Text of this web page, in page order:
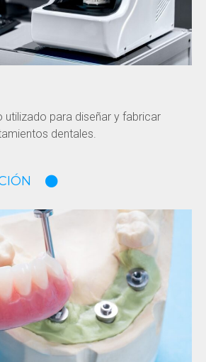
para diseñar y fabricar
dentales.